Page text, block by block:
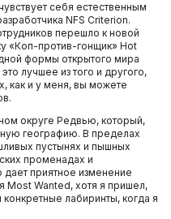
себя естественным
NFS Criterion.
перешло к новой
«Коп-против-гонщик» Hot
формы открытого мира
лучшее из того и другого,
как и у меня, вы можете
округе Редвью, который,
географию. В пределах
пустынях и пышных
променадах и
приятное изменение
Most Wanted, хотя я пришел,
конкретные лабиринты, когда я